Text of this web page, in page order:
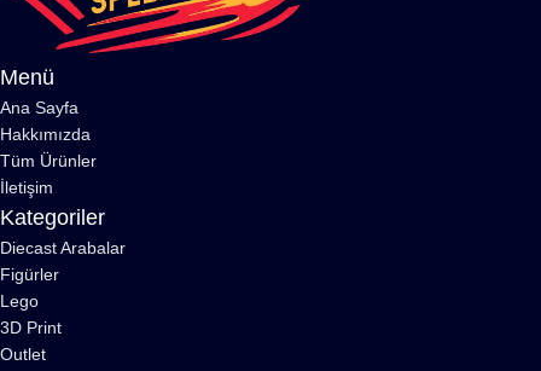
Menü
Ana Sayfa
Hakkımızda
Tüm Ürünler
İletişim
Kategoriler
Diecast Arabalar
Figürler
Lego
3D Print
Outlet